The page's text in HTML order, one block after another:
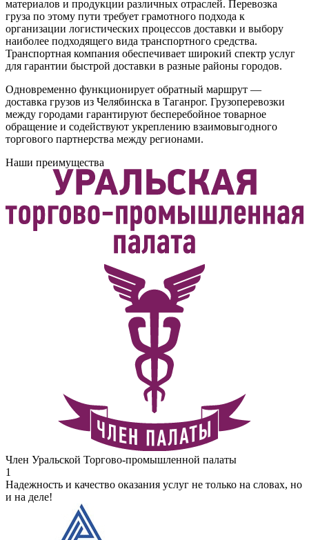
материалов и продукции различных отраслей. Перевозка
груза по этому пути требует грамотного подхода к
организации логистических процессов доставки и выбору
наиболее подходящего вида транспортного средства.
Транспортная компания обеспечивает широкий спектр услуг
для гарантии быстрой доставки в разные районы городов.
Одновременно функционирует обратный маршрут —
доставка грузов из Челябинска в Таганрог. Грузоперевозки
между городами гарантируют бесперебойное товарное
обращение и содействуют укреплению взаимовыгодного
торгового партнерства между регионами.
Наши преимущества
Член Уральской Торгово-промышленной палаты
1
Надежность и качество оказания услуг не только на словах, но
и на деле!